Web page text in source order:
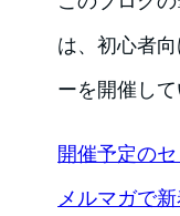
は、初心者
ーを開催して
開催予定の
メルマガで